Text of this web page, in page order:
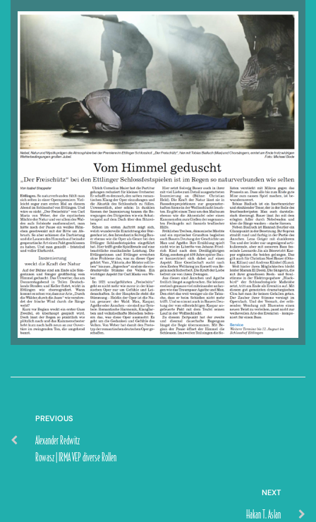
PREVIOUS
Alexander Redwitz
Rowasz | IRMA VEP diverse Rollen
NEXT
Hakan T. Aslan